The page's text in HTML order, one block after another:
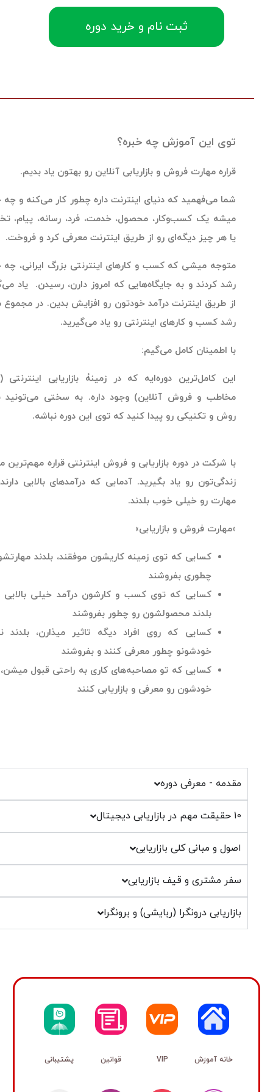
ثبت نام و خرید دوره
- معرفی دوره
و مبانی کلی بازاریابی
مشتری و قیف بازاریابی
درونگرا (ربایشی) و برونگرا
این آموزش چه خبره؟
مهارت فروش و بازاریابی آنلاین رو بهتون یاد بدیم.
می‌فهمید که دنیای اینترنت داره چطور کار می‌کنه و چه جوری
یک کسب‌وکار، محصول، خدمت، فرد، رسانه، پیام، تخصص
هر چیز دیگه‌ای رو از طریق اینترنت معرفی کرد و فروخت.
میشی که کسب و کارهای اینترنتی بزرگ ایرانی، چه جوری
کردند و به جایگاه‌هایی که امروز دارن، رسیدن. یاد می‌گیرید
طریق اینترنت درآمد خودتون رو افزایش بدین. در مجموع مسیر
کسب و کارهای اینترنتی رو یاد می‌گیرید.
اطمینان کامل می‌گیم:
کامل‌ترین دوره‌ایه که در زمینۀ بازاریابی اینترنتی (جذب
و فروش آنلاین) وجود داره. به سختی می‌تونید نکته‌،
و تکنیکی رو پیدا کنید که توی این دوره نباشه.
شرکت در دوره بازاریابی و فروش اینترنتی قراره مهم‌ترین مهارت
رو یاد بگیرید. آدمایی که درآمدهای بالایی دارند، این
رو خیلی خوب بلدند.
فروش و بازاریابی»
کسایی که توی زمینه کاریشون موفقند، بلدند مهارتشون رو
چطوری بفروشند
کسایی که توی کسب و کارشون درآمد خیلی بالایی دارند،
بلدند محصولشون رو چطور بفروشند
کسایی که روی افراد دیگه تاثیر میذارن، بلدند نظرات
خودشونو چطور معرفی کنند و بفروشند
کسایی که تو مصاحبه‌های کاری به راحتی قبول میشن، بلدن
خودشون رو معرفی و بازاریابی کنند
VIP قوانین پشتیبانی